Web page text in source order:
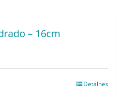
– 16cm
Detalhes